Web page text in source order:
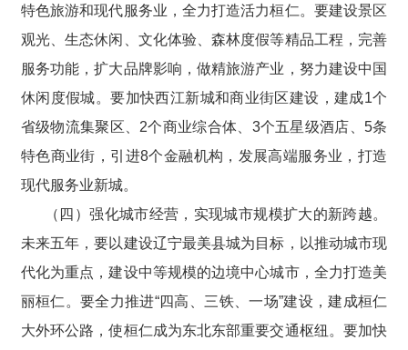
特色旅游和现代服务业，全力打造活力桓仁。要建设景区
观光、生态休闲、文化体验、森林度假等精品工程，完善
服务功能，扩大品牌影响，做精旅游产业，努力建设中国
休闲度假城。要加快西江新城和商业街区建设，建成1个
省级物流集聚区、2个商业综合体、3个五星级酒店、5条
特色商业街，引进8个金融机构，发展高端服务业，打造
现代服务业新城。
（四）强化城市经营，实现城市规模扩大的新跨越。
未来五年，要以建设辽宁最美县城为目标，以推动城市现
代化为重点，建设中等规模的边境中心城市，全力打造美
丽桓仁。要全力推进“四高、三铁、一场”建设，建成桓仁
大外环公路，使桓仁成为东北东部重要交通枢纽。要加快